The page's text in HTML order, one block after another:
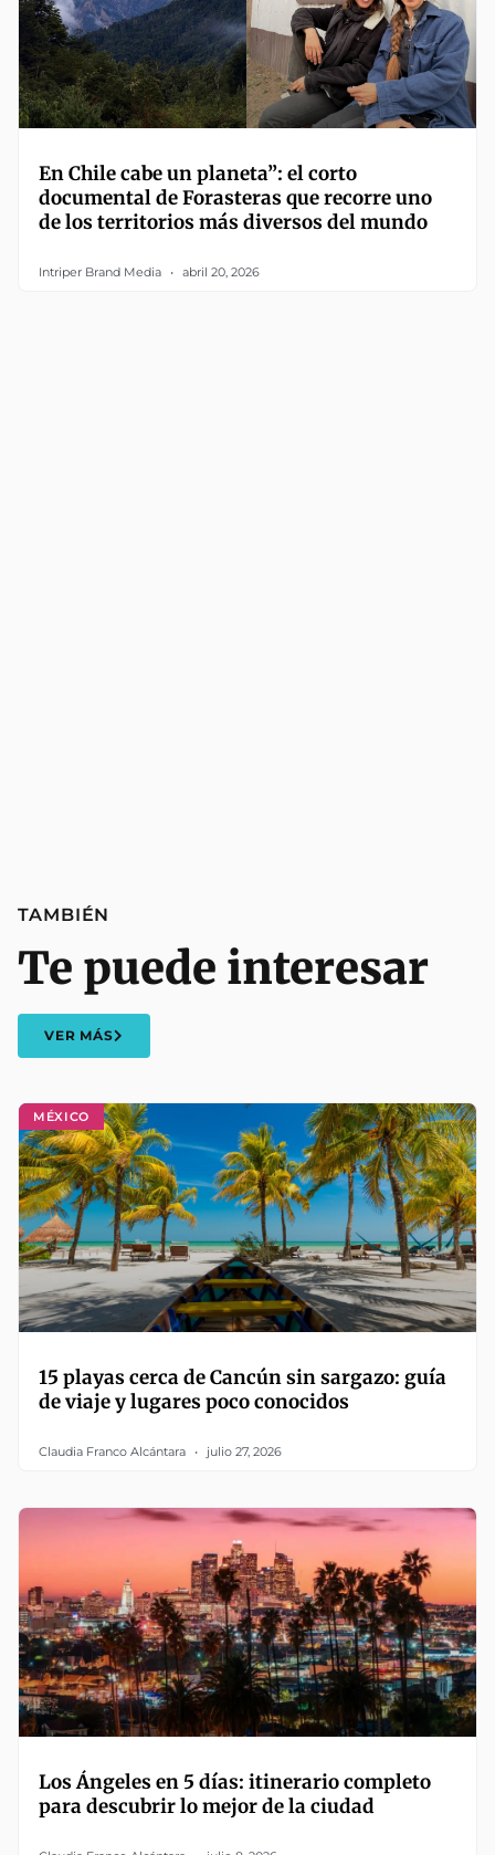
En Chile cabe un planeta”: el corto
documental de Forasteras que recorre uno
de los territorios más diversos del mundo
Intriper Brand Media abril 20, 2026
MÉXICO
15 playas cerca de Cancún sin sargazo: guía
de viaje y lugares poco conocidos
Claudia Franco Alcántara julio 27, 2026
Los Ángeles en 5 días: itinerario completo
para descubrir lo mejor de la ciudad
TAMBIÉN
Te puede interesar
VER MÁS